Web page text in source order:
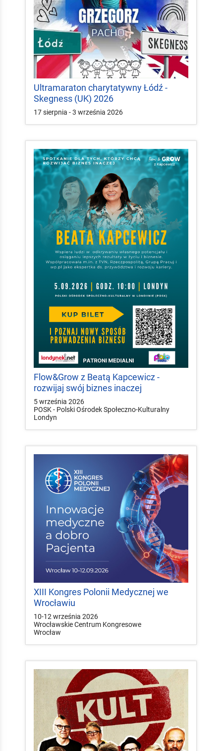
Ultramaraton charytatywny Łódź -
Skegness (UK) 2026
17 sierpnia - 3 września 2026
Flow&Grow z Beatą Kapcewicz -
rozwijaj swój biznes inaczej
5 września 2026
POSK - Polski Ośrodek Społeczno-Kulturalny
Londyn
XIII Kongres Polonii Medycznej we
Wrocławiu
10-12 września 2026
Wrocławskie Centrum Kongresowe
Wrocław